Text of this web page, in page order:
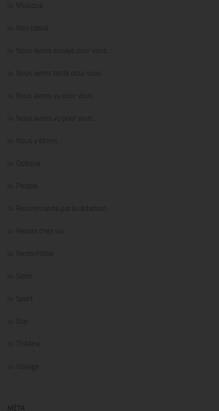
Musique
Non classé
Nous avons essayé pour vous…
Nous avons testé pour vous…
Nous avons vu pour vous…
Nous avons vu pour vous…
Nous y étions…
Optique
People
Recommandé par la rédaction
Restez chez soi
Resto/Hôtel
Sortir
Sport
Star
Théâtre
Voyage
MÉTA